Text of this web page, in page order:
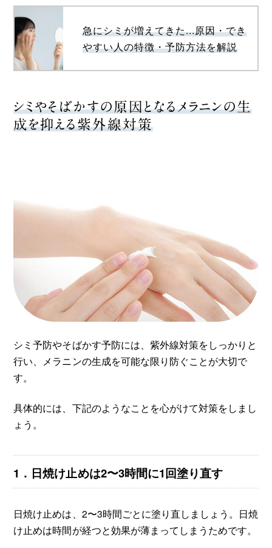
急にシミが増えてきた...原因・でき
やすい人の特徴・予防方法を解説
シミやそばかすの原因となるメラニンの生
成を抑える紫外線対策
シミ予防やそばかす予防には、紫外線対策をしっかりと
行い、メラニンの生成を可能な限り防ぐことが大切で
す。
具体的には、下記のようなことを心がけて対策をしまし
ょう。
1．日焼け止めは2〜3時間に1回塗り直す
日焼け止めは、2〜3時間ごとに塗り直しましょう。日焼
け止めは時間が経つと効果が薄まってしまうためです。